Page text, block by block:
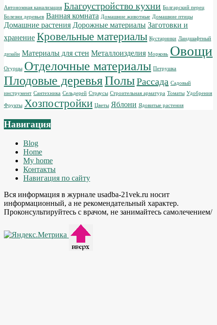
Автономная канализация Благоустройство кухни Болгарский перец
Болезни деревьев Ванная комната Домашние животные Домашние птицы
Домашние растения Дорожные материалы Заготовки и
хранение Кровельные материалы Кустарники Ландшафтный
дизайн Материалы для стен Металлоизделия Морковь Овощи
Огурцы Отделочные материалы Петрушка
Плодовые деревьяПолыРассада Садовый
инструмент Сантехника Сельдерей Страусы Строительная арматура Томаты Удобрения
Фрукты Хозпостройки Цветы Яблони Ядовитые растения
Навигация
Blog
Home
My home
Контакты
Навигация по сайту
Вся информация в журнале usadba-21vek.ru носит
информационный, а не рекомендательный характер.
Проконсультируйтесь с врачом, не занимайтесь самолечением/